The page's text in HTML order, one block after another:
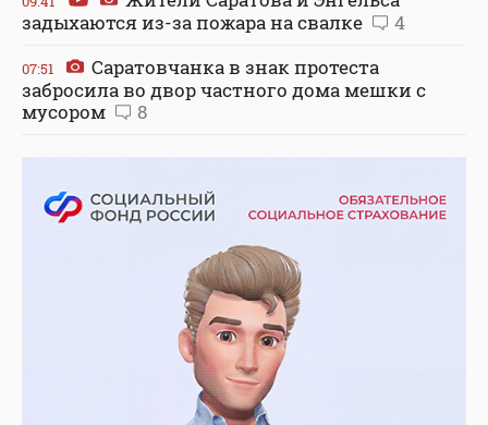
задыхаются из-за пожара на свалке
4
07:51
Саратовчанка в знак протеста
забросила во двор частного дома мешки с
мусором
8